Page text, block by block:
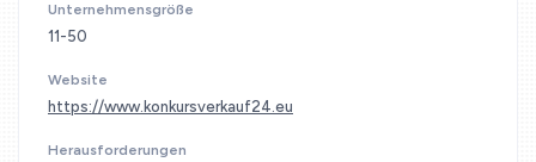
Unternehmensgröße
11-50
Website
https://www.konkursverkauf24.eu
Herausforderungen